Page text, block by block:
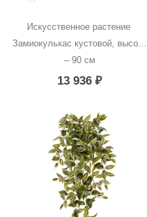
Искусственное растение
Замиокулькас кустовой, высота
– 90 см
13 936₽